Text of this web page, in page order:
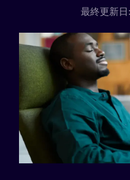
最終更新日